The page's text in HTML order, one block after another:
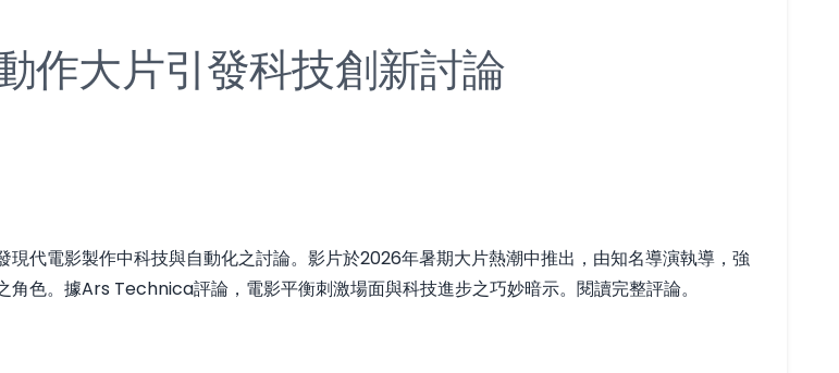
作大片引發科技創新討論
代電影製作中科技與自動化之討論。影片於2026年暑期大片熱潮中推出，由知名導演執導，強
色。據Ars Technica評論，電影平衡刺激場面與科技進步之巧妙暗示。 閱讀完整評論。